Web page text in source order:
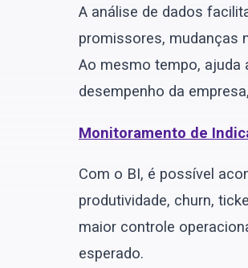
A análise de dados
promissores, mudanças
Ao mesmo tempo, ajuda
desempenho da
Monitoramento de
Com o BI, é possível
produtividade, churn,
maior controle
esperado.